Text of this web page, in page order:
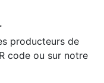
producteurs de
code ou sur notre